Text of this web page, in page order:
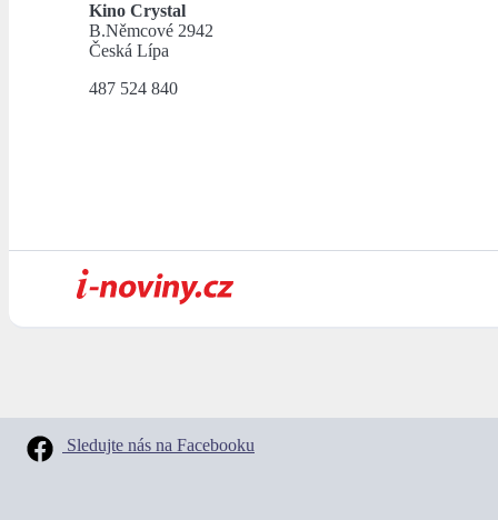
Kino Crystal
B.Němcové 2942
Česká Lípa
487 524 840
Sledujte nás na Facebooku